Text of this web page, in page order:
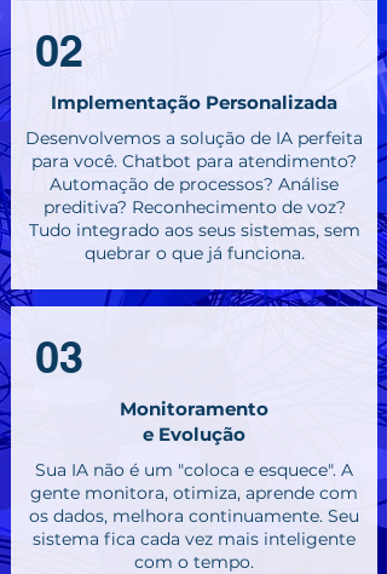
02
Implementação Personalizada
Desenvolvemos a solução de IA perfeita
para você. Chatbot para atendimento?
Automação de processos? Análise
preditiva? Reconhecimento de voz?
Tudo integrado aos seus sistemas, sem
quebrar o que já funciona.
03
Monitoramento
e Evolução
Sua IA não é um "coloca e esquece". A
gente monitora, otimiza, aprende com
os dados, melhora continuamente. Seu
sistema fica cada vez mais inteligente
com o tempo.